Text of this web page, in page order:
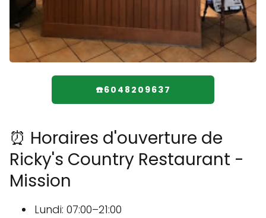
☎️6048209637
⏰ Horaires d'ouverture de
Ricky's Country Restaurant -
Mission
Lundi: 07:00–21:00